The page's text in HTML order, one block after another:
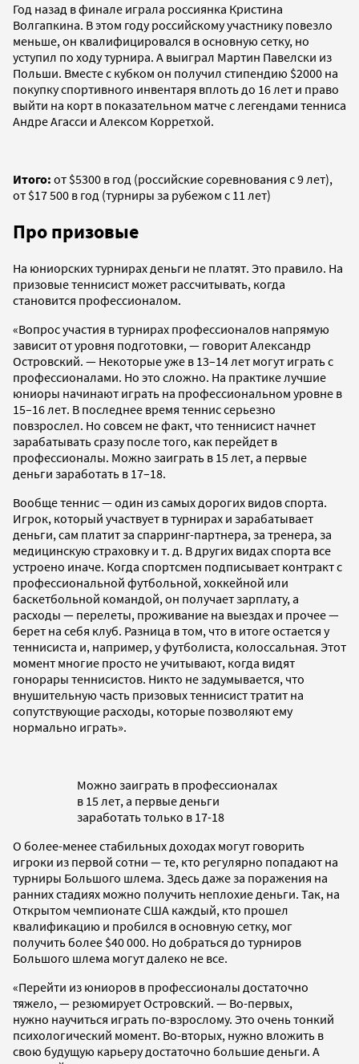
Год назад в финале играла россиянка Кристина
Волгапкина. В этом году российскому участнику повезло
меньше, он квалифицировался в основную сетку, но
уступил по ходу турнира. А выиграл Мартин Павелски из
Польши. Вместе с кубком он получил стипендию $2000 на
покупку спортивного инвентаря вплоть до 16 лет и право
выйти на корт в показательном матче с легендами тенниса
Андре Агасси и Алексом Корретхой.
Итого: от $5300 в год (российские соревнования с 9 лет),
от $17 500 в год (турниры за рубежом с 11 лет)
Про призовые
На юниорских турнирах деньги не платят. Это правило. На
призовые теннисист может рассчитывать, когда
становится профессионалом.
«Вопрос участия в турнирах профессионалов напрямую
зависит от уровня подготовки, — говорит Александр
Островский. — Некоторые уже в 13–14 лет могут играть с
профессионалами. Но это сложно. На практике лучшие
юниоры начинают играть на профессиональном уровне в
15–16 лет. В последнее время теннис серьезно
повзрослел. Но совсем не факт, что теннисист начнет
зарабатывать сразу после того, как перейдет в
профессионалы. Можно заиграть в 15 лет, а первые
деньги заработать в 17–18.
Вообще теннис — один из самых дорогих видов спорта.
Игрок, который участвует в турнирах и зарабатывает
деньги, сам платит за спарринг-партнера, за тренера, за
медицинскую страховку и т. д. В других видах спорта все
устроено иначе. Когда спортсмен подписывает контракт с
профессиональной футбольной, хоккейной или
баскетбольной командой, он получает зарплату, а
расходы — перелеты, проживание на выездах и прочее —
берет на себя клуб. Разница в том, что в итоге остается у
теннисиста и, например, у футболиста, колоссальная. Этот
момент многие просто не учитывают, когда видят
гонорары теннисистов. Никто не задумывается, что
внушительную часть призовых теннисист тратит на
сопутствующие расходы, которые позволяют ему
нормально играть».
Можно заиграть в профессионалах
в 15 лет, а первые деньги
заработать только в 17-18
О более-менее стабильных доходах могут говорить
игроки из первой сотни — те, кто регулярно попадают на
турниры Большого шлема. Здесь даже за поражения на
ранних стадиях можно получить неплохие деньги. Так, на
Открытом чемпионате США каждый, кто прошел
квалификацию и пробился в основную сетку, мог
получить более $40 000. Но добраться до турниров
Большого шлема могут далеко не все.
«Перейти из юниоров в профессионалы достаточно
тяжело, — резюмирует Островский. — Во-первых,
нужно научиться играть по-взрослому. Это очень тонкий
психологический момент. Во-вторых, нужно вложить в
свою будущую карьеру достаточно большие деньги. А